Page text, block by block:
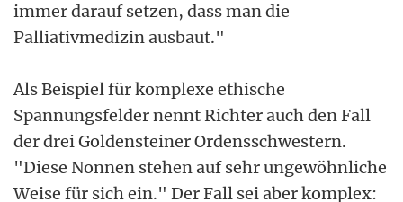
immer darauf setzen, dass man die
Palliativmedizin ausbaut."
Als Beispiel für komplexe ethische
Spannungsfelder nennt Richter auch den Fall
der drei Goldensteiner Ordensschwestern.
"Diese Nonnen stehen auf sehr ungewöhnliche
Weise für sich ein." Der Fall sei aber komplex: